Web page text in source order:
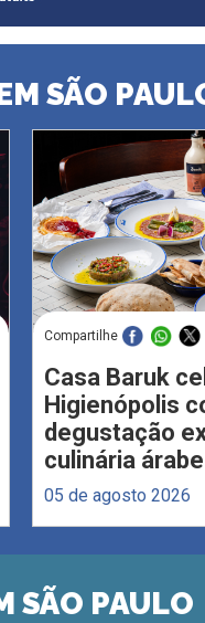
SÃO
Compartilhe
Casa Baruk
Higienópolis
degustação
culinária árabe
05 de agosto 2026
SÃO PAULO